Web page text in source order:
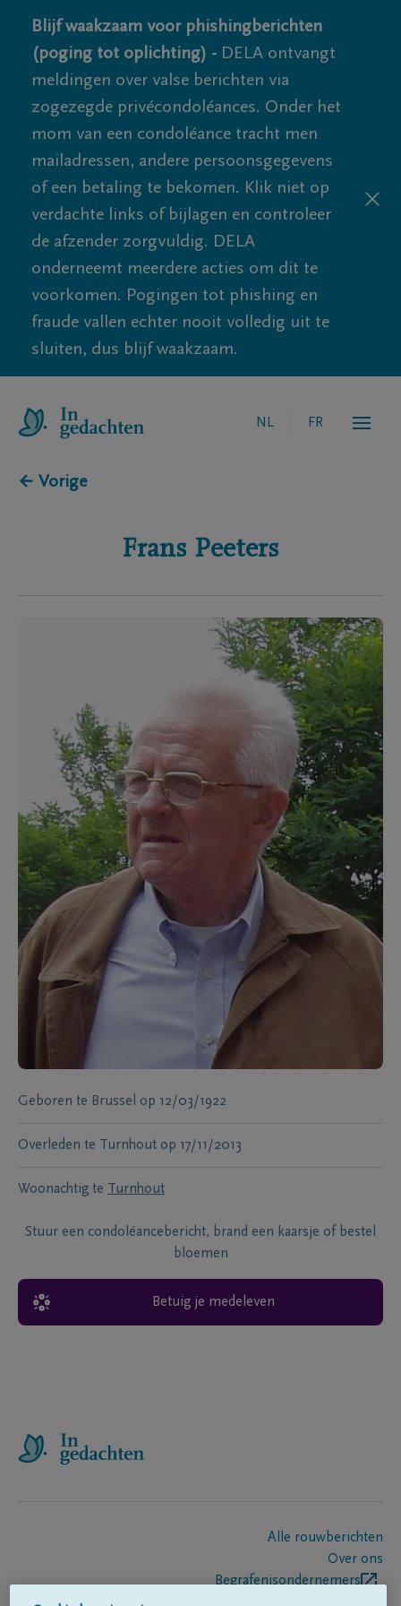
Blijf waakzaam voor phishingberichten
(poging tot oplichting) - DELA ontvangt
meldingen over valse berichten via
zogezegde privécondoléances. Onder het
mom van een condoléance tracht men
mailadressen, andere persoonsgegevens
of een betaling te bekomen. Klik niet op
verdachte links of bijlagen en controleer
de afzender zorgvuldig. DELA
onderneemt meerdere acties om dit te
voorkomen. Pogingen tot phishing en
fraude vallen echter nooit volledig uit te
sluiten, dus blijf waakzaam.
NL FR
← Vorige
Frans Peeters
Geboren te Brussel op 12/03/1922
Overleden te Turnhout op 17/11/2013
Woonachtig te Turnhout
Stuur een condoléancebericht, brand een kaarsje of bestel
bloemen
Betuig je medeleven
Alle rouwberichten
Over ons
Begrafenisondernemers